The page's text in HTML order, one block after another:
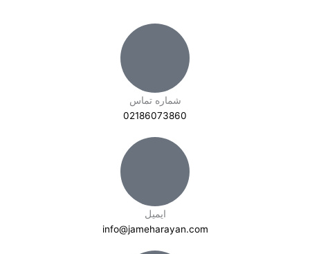
شماره تماس
02186073860
ایمیل
info@jameharayan.com